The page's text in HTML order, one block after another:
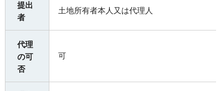
提出
者
土地所有者本人又は代理人
代理
の可
否
可